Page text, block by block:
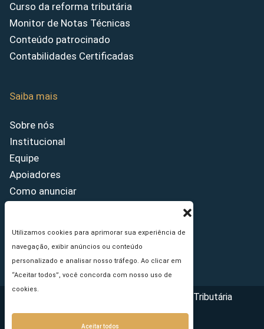
Utilizamos cookies para aprimorar sua experiência de
navegação, exibir anúncios ou conteúdo
personalizado e analisar nosso tráfego. Ao clicar em
“Aceitar todos”, você concorda com nosso uso de
cookies.
Aceitar todos
Curso da reforma tributária
Monitor de Notas Técnicas
Conteúdo patrocinado
Contabilidades Certificadas
Saiba mais
Sobre nós
Institucional
Equipe
Apoiadores
Como anunciar
Princípios Editoriais
Copyright © 2026 - Portal da Reforma Tributária